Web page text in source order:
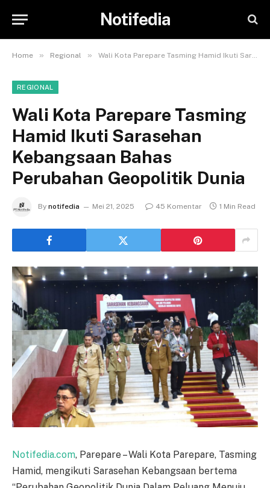
Notifedia
Home » Regional » Wali Kota Parepare Tasming Hamid Ikuti Sarasehan Kebangsaan Bahas Perubahan Geopolitik Dunia
REGIONAL
Wali Kota Parepare Tasming
Hamid Ikuti Sarasehan
Kebangsaan Bahas
Perubahan Geopolitik Dunia
By notifedia Mei 21, 2025 45 Komentar 1 Min Read
Notifedia.com, Parepare – Wali Kota Parepare, Tasming
Hamid, mengikuti Sarasehan Kebangsaan bertema